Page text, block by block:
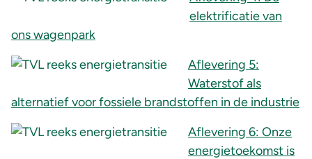
elektrificatie van
ons wagenpark
Aflevering 5:
Waterstof als
alternatief voor fossiele brandstoffen in de industrie
Aflevering 6: Onze
energietoekomst is